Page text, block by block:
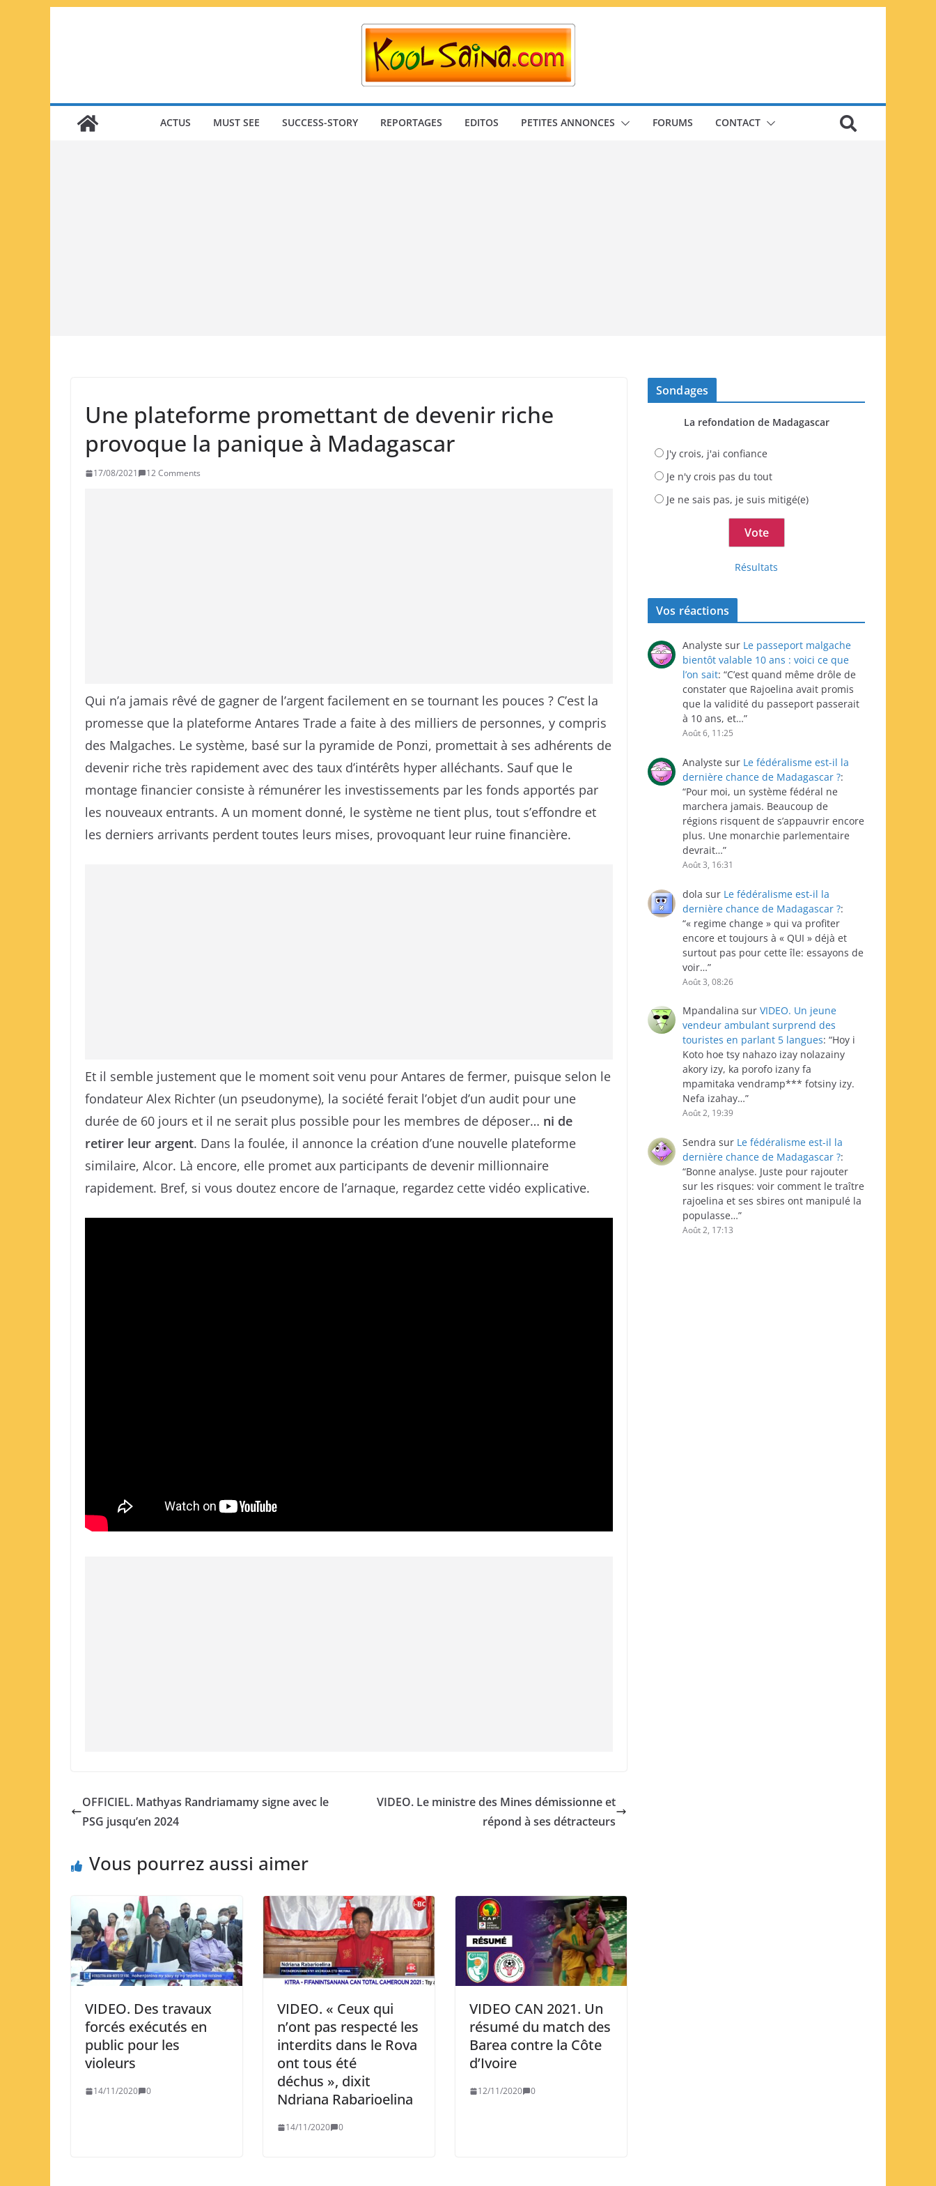
ACTUS MUST SEE SUCCESS-STORY REPORTAGES EDITOS PETITES ANNONCES FORUMS CONTACT
Une plateforme promettant de devenir riche
provoque la panique à Madagascar
17/08/2021 12 Comments
Qui n’a jamais rêvé de gagner de l’argent facilement en se tournant les pouces ? C’est la
promesse que la plateforme Antares Trade a faite à des milliers de personnes, y compris
des Malgaches. Le système, basé sur la pyramide de Ponzi, promettait à ses adhérents de
devenir riche très rapidement avec des taux d’intérêts hyper alléchants. Sauf que le
montage financier consiste à rémunérer les investissements par les fonds apportés par
les nouveaux entrants. A un moment donné, le système ne tient plus, tout s’effondre et
les derniers arrivants perdent toutes leurs mises, provoquant leur ruine financière.
Et il semble justement que le moment soit venu pour Antares de fermer, puisque selon le
fondateur Alex Richter (un pseudonyme), la société ferait l’objet d’un audit pour une
durée de 60 jours et il ne serait plus possible pour les membres de déposer… ni de
retirer leur argent. Dans la foulée, il annonce la création d’une nouvelle plateforme
similaire, Alcor. Là encore, elle promet aux participants de devenir millionnaire
rapidement. Bref, si vous doutez encore de l’arnaque, regardez cette vidéo explicative.
OFFICIEL. Mathyas Randriamamy signe avec le
PSG jusqu’en 2024
VIDEO. Le ministre des Mines démissionne et
répond à ses détracteurs
Vous pourrez aussi aimer
VIDEO. Des travaux
forcés exécutés en
public pour les
violeurs
14/11/2020 0
VIDEO. « Ceux qui
n’ont pas respecté les
interdits dans le Rova
ont tous été
déchus », dixit
Ndriana Rabarioelina
14/11/2020 0
VIDEO CAN 2021. Un
résumé du match des
Barea contre la Côte
d’Ivoire
12/11/2020 0
Sondages
La refondation de Madagascar
J'y crois, j'ai confiance
Je n'y crois pas du tout
Je ne sais pas, je suis mitigé(e)
Résultats
Vos réactions
Analyste sur Le passeport malgache
bientôt valable 10 ans : voici ce que
l’on sait: “C’est quand même drôle de
constater que Rajoelina avait promis
que la validité du passeport passerait
à 10 ans, et…”
Août 6, 11:25
Analyste sur Le fédéralisme est-il la
dernière chance de Madagascar ?:
“Pour moi, un système fédéral ne
marchera jamais. Beaucoup de
régions risquent de s’appauvrir encore
plus. Une monarchie parlementaire
devrait…”
Août 3, 16:31
dola sur Le fédéralisme est-il la
dernière chance de Madagascar ?:
“« regime change » qui va profiter
encore et toujours à « QUI » déjà et
surtout pas pour cette île: essayons de
voir…”
Août 3, 08:26
Mpandalina sur VIDEO. Un jeune
vendeur ambulant surprend des
touristes en parlant 5 langues: “Hoy i
Koto hoe tsy nahazo izay nolazainy
akory izy, ka porofo izany fa
mpamitaka vendramp*** fotsiny izy.
Nefa izahay…”
Août 2, 19:39
Sendra sur Le fédéralisme est-il la
dernière chance de Madagascar ?:
“Bonne analyse. Juste pour rajouter
sur les risques: voir comment le traître
rajoelina et ses sbires ont manipulé la
populasse…”
Août 2, 17:13